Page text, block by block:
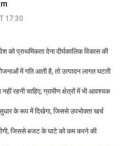
17:30
को प्राथमिकता देना दीर्घकालिक विकास की
में गति आती है, तो उत्पादन लागत घटती
रहनी चाहिए; ग्रामीण क्षेत्रों में भी आवश्यक
के रूप में दिखेगा, जिससे उपभोक्ता खर्च
जिससे बजट के घाटे को कम करने की